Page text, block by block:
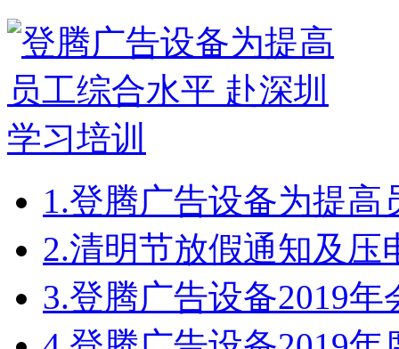
1.登腾广告设备为提高
2.清明节放假通知及压
3.登腾广告设备2019